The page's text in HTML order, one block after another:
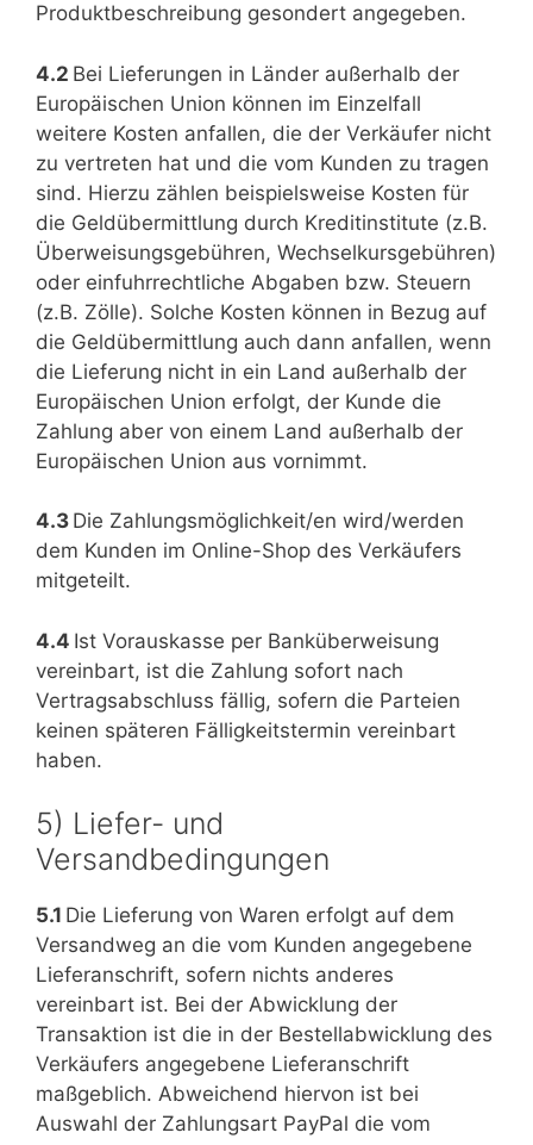
Produktbeschreibung gesondert angegeben.
4.2 Bei Lieferungen in Länder außerhalb der
Europäischen Union können im Einzelfall
weitere Kosten anfallen, die der Verkäufer nicht
zu vertreten hat und die vom Kunden zu tragen
sind. Hierzu zählen beispielsweise Kosten für
die Geldübermittlung durch Kreditinstitute (z.B.
Überweisungsgebühren, Wechselkursgebühren)
oder einfuhrrechtliche Abgaben bzw. Steuern
(z.B. Zölle). Solche Kosten können in Bezug auf
die Geldübermittlung auch dann anfallen, wenn
die Lieferung nicht in ein Land außerhalb der
Europäischen Union erfolgt, der Kunde die
Zahlung aber von einem Land außerhalb der
Europäischen Union aus vornimmt.
4.3 Die Zahlungsmöglichkeit/en wird/werden
dem Kunden im Online-Shop des Verkäufers
mitgeteilt.
4.4 Ist Vorauskasse per Banküberweisung
vereinbart, ist die Zahlung sofort nach
Vertragsabschluss fällig, sofern die Parteien
keinen späteren Fälligkeitstermin vereinbart
haben.
5) Liefer- und
Versandbedingungen
5.1 Die Lieferung von Waren erfolgt auf dem
Versandweg an die vom Kunden angegebene
Lieferanschrift, sofern nichts anderes
vereinbart ist. Bei der Abwicklung der
Transaktion ist die in der Bestellabwicklung des
Verkäufers angegebene Lieferanschrift
maßgeblich. Abweichend hiervon ist bei
Auswahl der Zahlungsart PayPal die vom